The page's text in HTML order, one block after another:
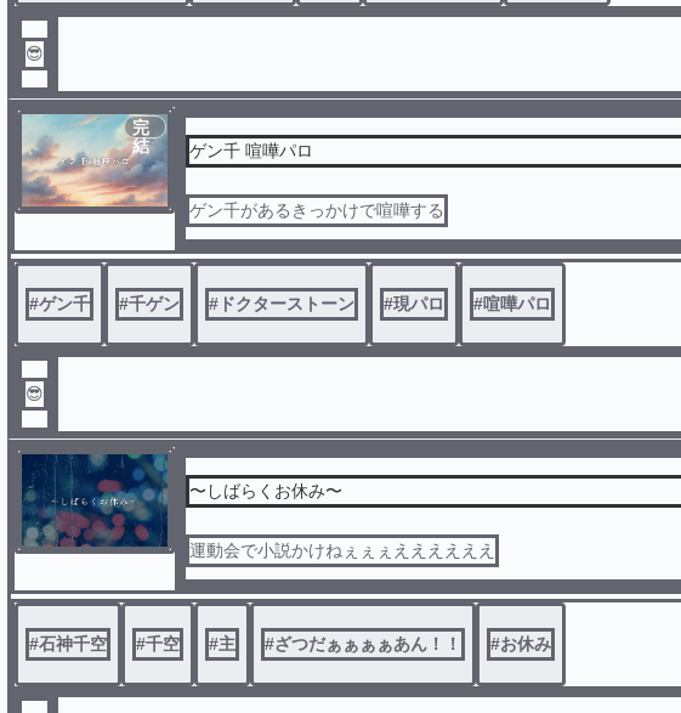
😎
完
結
ゲン千 喧嘩パロ
ゲン千があるきっかけで喧嘩する
#ゲン千 #千ゲン # ドクターストーン #現パロ #喧嘩パロ
😎
〜しばらくお休み〜
運動会で小説かけねぇぇぇええええええ
#石神千空 #千空 #主 #ざつだぁぁぁぁあん！！ #お休み